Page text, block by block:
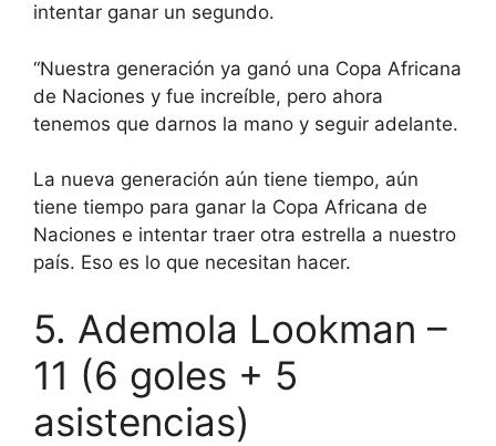
intentar ganar un segundo.
“Nuestra generación ya ganó una Copa Africana
de Naciones y fue increíble, pero ahora
tenemos que darnos la mano y seguir adelante.
La nueva generación aún tiene tiempo, aún
tiene tiempo para ganar la Copa Africana de
Naciones e intentar traer otra estrella a nuestro
país. Eso es lo que necesitan hacer.
5. Ademola Lookman –
11 (6 goles + 5
asistencias)